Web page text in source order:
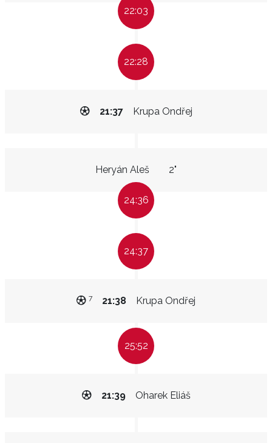
22:03
22:28
Krupa Ondřej
21:37
Heryán Aleš 2"
24:36
24:37
Krupa Ondřej
21:38
7
25:52
Oharek Eliáš
21:39